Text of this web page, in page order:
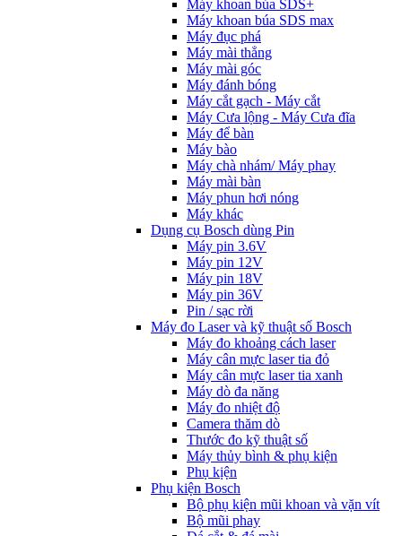
Máy khoan búa SDS+
Máy khoan búa SDS max
Máy đục phá
Máy mài thẳng
Máy mài góc
Máy đánh bóng
Máy cắt gạch - Máy cắt
Máy Cưa lộng - Máy Cưa đĩa
Máy để bàn
Máy bào
Máy chà nhám/ Máy phay
Máy mài bàn
Máy phun hơi nóng
Máy khác
Dụng cụ Bosch dùng Pin
Máy pin 3.6V
Máy pin 12V
Máy pin 18V
Máy pin 36V
Pin / sạc rời
Máy đo Laser và kỹ thuật số Bosch
Máy đo khoảng cách laser
Máy cân mực laser tia đỏ
Máy cân mực laser tia xanh
Máy dò đa năng
Máy đo nhiệt độ
Camera thăm dò
Thước đo kỹ thuật số
Máy thủy bình & phụ kiện
Phụ kịện
Phụ kiện Bosch
Bộ phụ kiện mũi khoan và vặn vít
Bộ mũi phay